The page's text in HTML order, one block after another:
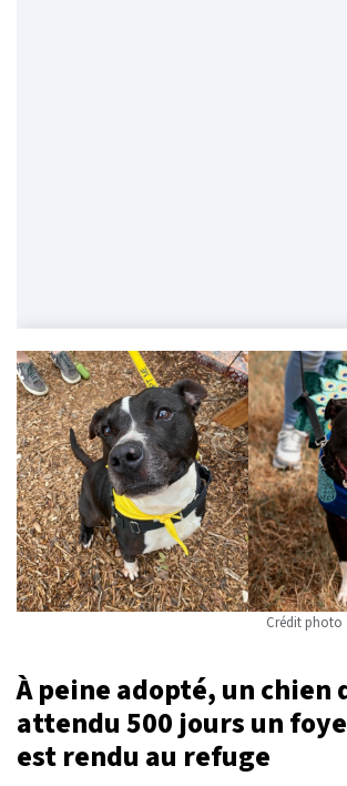
Crédit photo
À peine adopté, un chien
attendu 500 jours un
est rendu au refuge